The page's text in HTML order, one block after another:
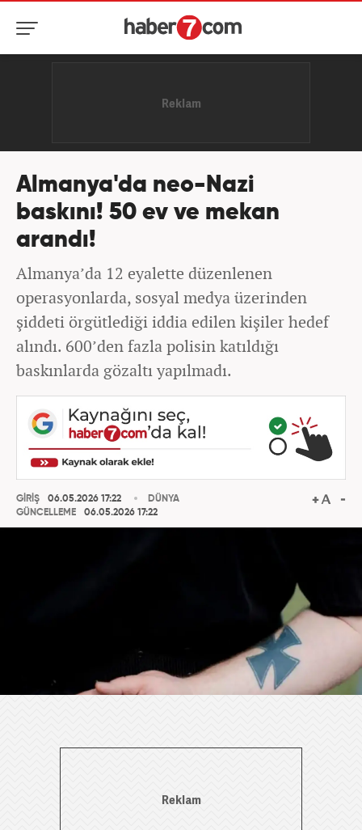
Almanya'da neo-Nazi
baskını! 50 ev ve mekan
arandı!
Almanya’da 12 eyalette düzenlenen
operasyonlarda, sosyal medya üzerinden
şiddeti örgütlediği iddia edilen kişiler hedef
alındı. 600’den fazla polisin katıldığı
baskınlarda gözaltı yapılmadı.
GİRİŞ
06.05.2026 17:22
GÜNCELLEME
06.05.2026 17:22
DÜNYA